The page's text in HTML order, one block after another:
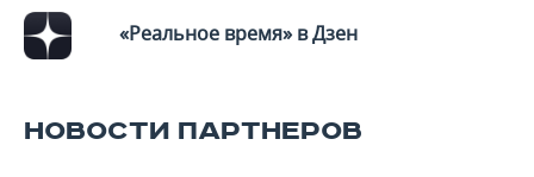
«Реальное время» в Дзен
НОВОСТИ ПАРТНЕРОВ